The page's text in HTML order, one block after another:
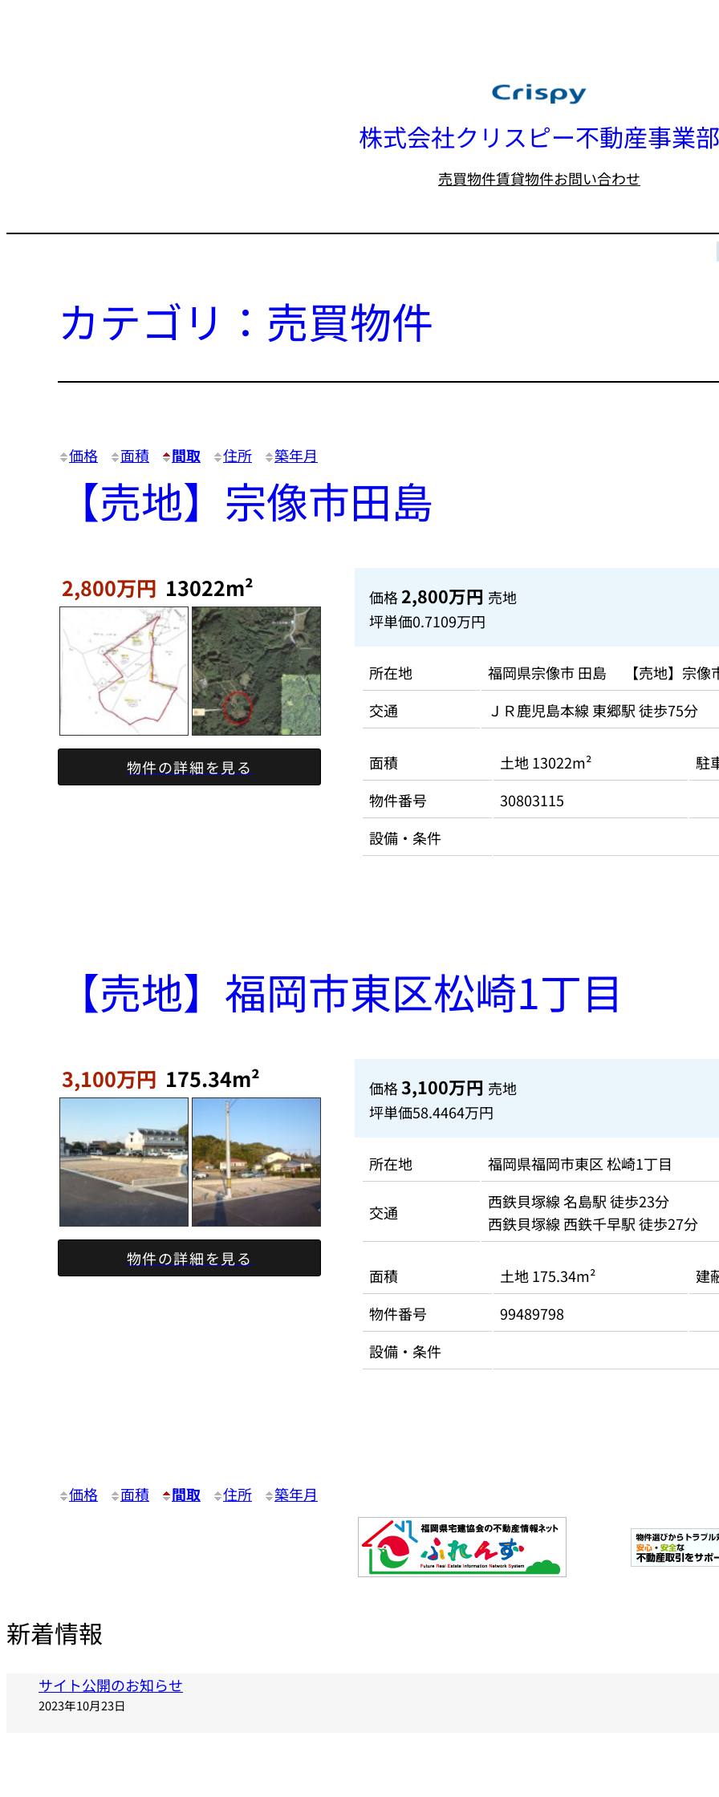
株式会社クリスピー不動産事業部
売買物件賃貸物件お問い合わせ
カテゴリ：売買物件
価格 面積 間取 住所 築年月
【売地】宗像市田島
2,800万円 13022m²
物件の詳細を見る
価格2,800万円 売地
坪単価0.7109万円
所在地
福岡県宗像市 田島 【売地】宗像
交通
ＪＲ鹿児島本線 東郷駅 徒歩75分
面積 土地 13022m²
駐
物件番号
30803115
設備・条件
【売地】福岡市東区松崎1丁目
3,100万円 175.34m²
物件の詳細を見る
価格3,100万円 売地
坪単価58.4464万円
所在地 福岡県福岡市東区 松崎1丁目
交通
西鉄貝塚線 名島駅 徒歩23分
西鉄貝塚線 西鉄千早駅 徒歩27分
面積 土地 175.34m²
建
物件番号
99489798
設備・条件
価格 面積 間取 住所 築年月
新着情報
サイト公開のお知らせ
2023年10月23日